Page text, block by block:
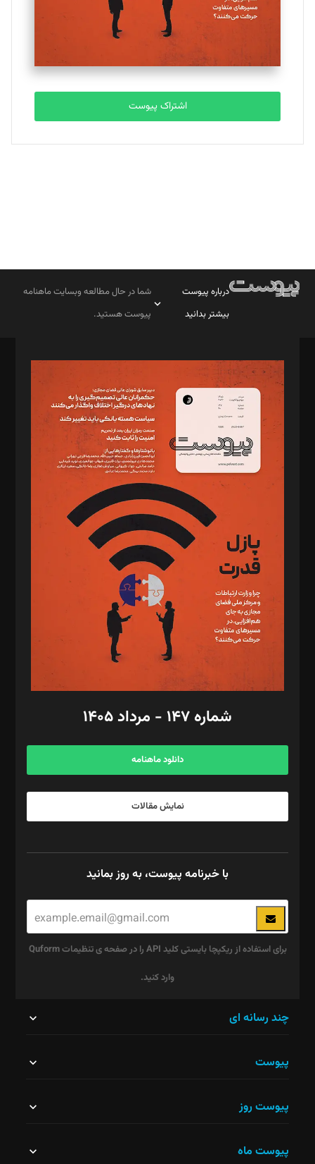
تحریریه
مصطفی مسجدی آرانی
تحریریه
بابک نقاش
تحریریه
اشتراک پیوست
درباره پیوست
بیشتر بدانید
شما در حال مطالعه وبسایت ماهنامه
پیوست هستید.
مدیر مسئول: محمدباقر اثنی‌عشری
سردبیر: مهرک محمودی
دبیر تحریریه: میثم قاسمی
د‌بیر ناداستان: سمانه سمیع
د‌بیر خدمت و تجارت: ابوالفضل رجبی
د‌بیر حقوق فناوری: حسام‌الدین ایپکچی
د‌بیر پیوست جهان: مینا پاکدل
د‌بیر تحریریه آنلاین: بابک نقاش
تحریریه‌: مجتبی محمود‌ی، آرش برهمند، یسنا امان‌پور، سروش کرمیان،
مصطفی مسجدی آرانی، ابوالفضل رجبی، زهرا فکرانه، فائزه فتحی
رستمی،مصطفی باستان
ویرایش: نگار استاد‌‌آقا
طراح یونیفرم: مجید توکلی
فیلمبرداری و عکاسی: امیر شفیعی، مانی لطفی زاده
گرافیک و صفحه‌آرایی: سید‌سبحان‌علی ثابت
مد‌یر توسعه تجاری: کامبیز برید‌
امور مالی: شاپور رهبری، محمد‌ کاظمی‌نیا
آگهی و مشترکین: ۰۹۱۹۹۹۹۰۴۵۴
شماره ۱۴۷ - مرداد ۱۴۰۵
دانلود ماهنامه
نمایش مقالات
با خبرنامه پیوست، به روز بمانید
برای استفاده از ریکپچا بایستی کلید API را در صفحه ی تنظیمات Quform
وارد کنید.
نباید
شود.
چند رسانه ای
پیوست
پیوست روز
پیوست ماه